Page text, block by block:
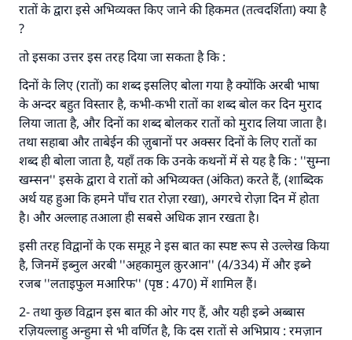
रातों के द्वारा इसे अभिव्यक्त किए जाने की हिकमत (तत्वदर्शिता) क्या है
?
तो इसका उत्तर इस तरह दिया जा सकता है कि :
दिनों के लिए (रातों) का शब्द इसलिए बोला गया है क्योंकि अरबी भाषा
के अन्दर बहुत विस्तार है, कभी-कभी रातों का शब्द बोल कर दिन मुराद
लिया जाता है, और दिनों का शब्द बोलकर रातों को मुराद लिया जाता है।
तथा सहाबा और ताबेईन की ज़ुबानों पर अक्सर दिनों के लिए रातों का
शब्द ही बोला जाता है, यहाँ तक कि उनके कथनों में से यह है कि : ''सुम्ना
खम्सन'' इसके द्वारा वे रातों को अभिव्यक्त (अंकित) करते हैं, (शाब्दिक
अर्थ यह हुआ कि हमने पाँच रात रोज़ा रखा), अगरचे रोज़ा दिन में होता
है। और अल्लाह तआला ही सबसे अधिक ज्ञान रखता है।
इसी तरह विद्वानों के एक समूह ने इस बात का स्पष्ट रूप से उल्लेख किया
है, जिनमें इब्नुल अरबी ''अहकामुल क़ुरआन'' (4/334) में और इब्ने
रजब ''लताइफुल मआरिफ'' (पृष्ठ : 470) में शामिल हैं।
2- तथा कुछ विद्वान इस बात की ओर गए हैं, और यही इब्ने अब्बास
रज़ियल्लाहु अन्हुमा से भी वर्णित है, कि दस रातों से अभिप्राय : रमज़ान
उत्तर संख्या 110845 ने एक शादी बचाई।.
उम्मत के प्रश्नों का उत्तर देने में हमारी सहायता करें
अल्लाह के रसूल सल्लल्लाहु अलैहि व सल्लम ने फरमाया :
'जो व्यक्ति भलाई का मार्ग दर्शाए, उसके लिए उस भलाई के
करने वाले के समान प्रतिफल है।''
(मुस्लिम : 1893).
योगदान करें